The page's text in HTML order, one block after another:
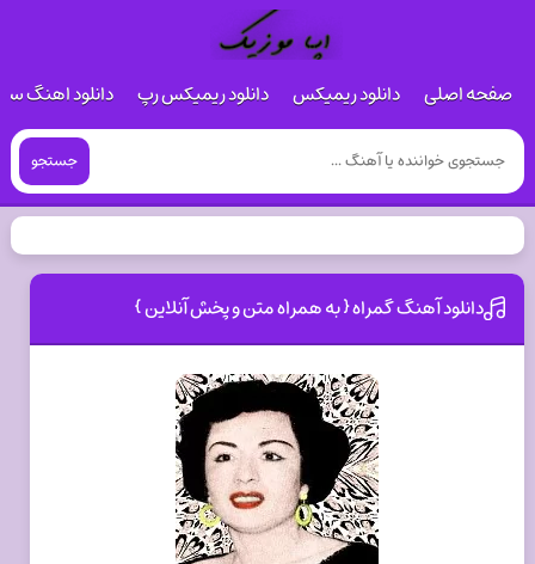
صفحه اصلی دانلود ریمیکس دانلود ریمیکس رپ دانلود اهنگ
جستجو
دانلود آهنگ گمراه { به همراه متن و پخش آنلاین }